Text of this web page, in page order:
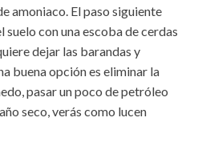
amoniaco. El paso siguiente
suelo con una escoba de cerdas
dejar las barandas y
buena opción es eliminar la
pasar un poco de petróleo
seco, verás como lucen